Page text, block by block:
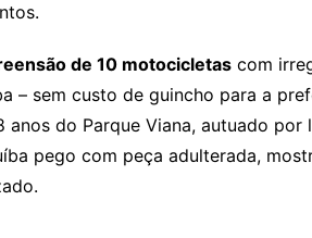
de 10 motocicletas com
– sem custo de guincho para a
do Parque Viana, autuado por
pego com peça adulterada,